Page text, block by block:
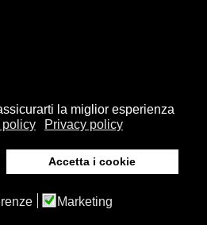
la miglior esperienza
Privacy policy
Accetta i cookie
Marketing